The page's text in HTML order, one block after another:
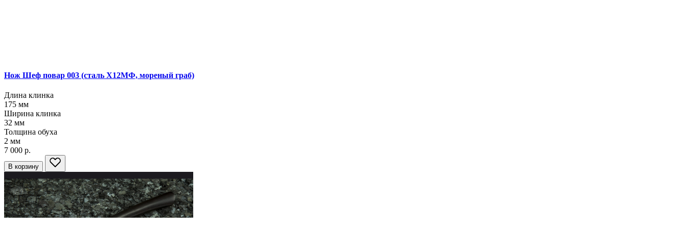
Нож Шеф повар 003 (сталь Х12МФ, мореный граб)
Длина клинка
175 мм
Ширина клинка
32 мм
Толщина обуха
2 мм
7 000 р.
В корзину